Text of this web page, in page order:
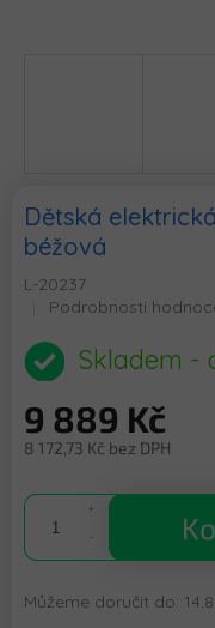
Dětská
béžová
L-20237
Průměrné
produktu
je
z
5
Podrobnosti
Skladem -
9 889 Kč
8 172,73 Kč bez DPH
cena:
Můžeme doručit do: